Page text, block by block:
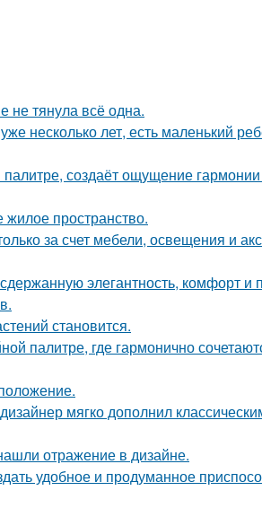
не тянула всё одна.
несколько лет, есть маленький
создаёт ощущение
жилое пространство.
за счет мебели, освещения и
элегантность, комфорт и
становится.
палитре, где гармонично
мягко дополнил
отражение в дизайне.
удобное и продуманное